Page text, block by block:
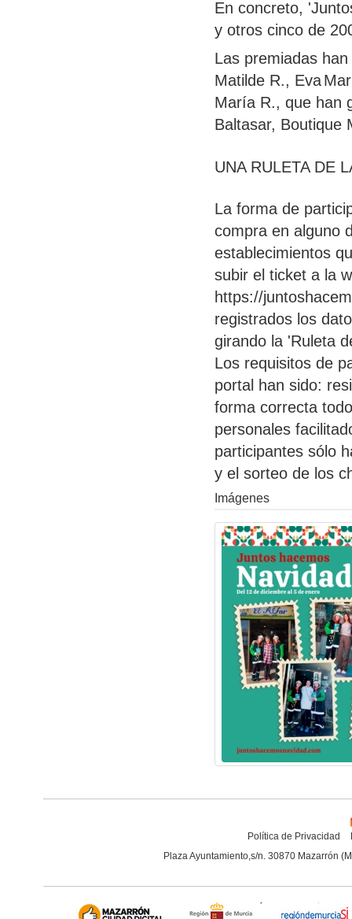
En concreto,
y otros cinco de
Las premiadas
Matilde R., Eva
María R., que han
Baltasar, Boutique
UNA RULETA DE
La forma de
compra en alguno
establecimientos
subir el ticket a la
https://
registrados los
girando la 'Ruleta
Los requisitos de
portal han sido:
forma correcta
personales
participantes sólo
y el sorteo de los
Imágenes
Política de Privacidad
Plaza Ayuntamiento,s/n. 30870 Mazarrón